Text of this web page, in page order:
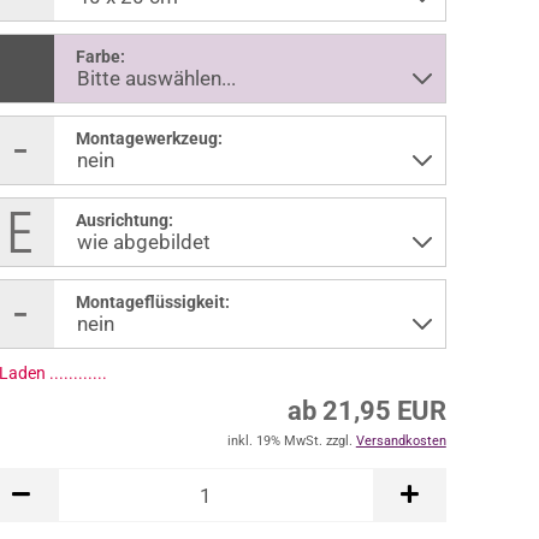
Farbe:
Montagewerkzeug:
Ausrichtung:
Montageflüssigkeit:
.............
ab 21,95 EUR
inkl. 19% MwSt. zzgl. Versandkosten